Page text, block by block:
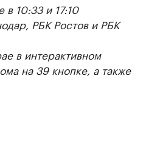
в 10:33 и 17:10
РБК Ростов и РБК
в интерактивном
на 39 кнопке, а также